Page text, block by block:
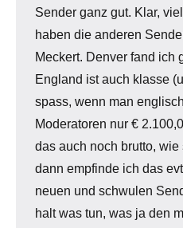
Sender ganz gut. Klar,
haben die anderen
Meckert. Denver fand ich
England ist auch klasse
spass, wenn man
Moderatoren nur €
das auch noch brutto, wie
dann empfinde ich das
neuen und schwulen
halt was tun, was ja den